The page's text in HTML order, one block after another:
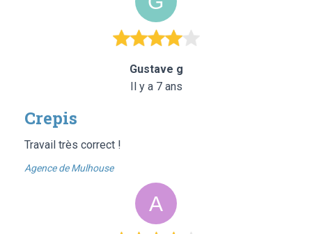
Gustave g
Il y a 7 ans
Crepis
Travail très correct !
Agence de Mulhouse